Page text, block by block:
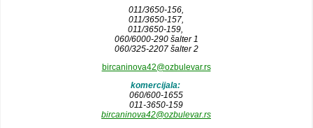
011/3650-156,
011/3650-157,
011/3650-159,
060/6000-290 šalter 1
060/325-2207 šalter 2
bircaninova42@ozbulevar.rs
komercijala:
060/600-1655
011-3650-159
bircaninova42@ozbulevar.rs